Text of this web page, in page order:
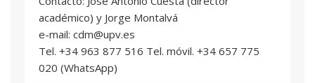
08 CAS. MODELADO FOTORREALÍSTICO
4,5 ECTS
Víctor Groten Rico
Juan Villaro Mañes
académico) y Jorge Montalvá
e-mail: cdm@upv.es
Tel. +34 963 877 516 Tel. móvil. +34 657 775
020 (WhatsApp)